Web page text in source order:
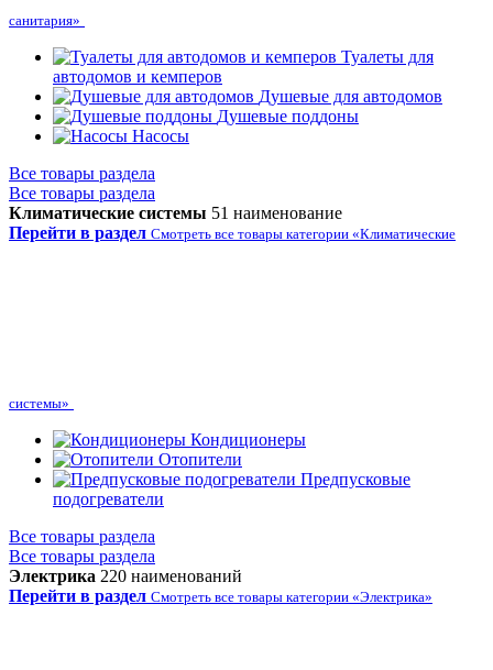
санитария»
Туалеты для
автодомов и кемперов
Душевые для автодомов
Душевые поддоны
Насосы
Все товары раздела
Все товары раздела
Климатические системы 51 наименование
Перейти в раздел Смотреть все товары категории «Климатические
системы»
Кондиционеры
Отопители
Предпусковые
подогреватели
Все товары раздела
Все товары раздела
Электрика 220 наименований
Перейти в раздел Смотреть все товары категории «Электрика»